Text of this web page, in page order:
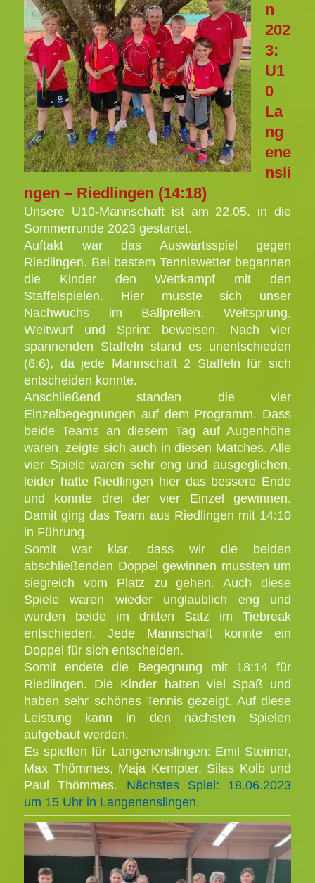
n
202
3:
U1
0
La
ng
ene
nsli
ngen – Riedlingen (14:18)
Unsere U10-Mannschaft ist am 22.05. in die
Sommerrunde 2023 gestartet.
Auftakt war das Auswärtsspiel gegen
Riedlingen. Bei bestem Tenniswetter begannen
die Kinder den Wettkampf mit den
Staffelspielen. Hier musste sich unser
Nachwuchs im Ballprellen, Weitsprung,
Weitwurf und Sprint beweisen. Nach vier
spannenden Staffeln stand es unentschieden
(6:6), da jede Mannschaft 2 Staffeln für sich
entscheiden konnte.
Anschließend standen die vier
Einzelbegegnungen auf dem Programm. Dass
beide Teams an diesem Tag auf Augenhöhe
waren, zeigte sich auch in diesen Matches. Alle
vier Spiele waren sehr eng und ausgeglichen,
leider hatte Riedlingen hier das bessere Ende
und konnte drei der vier Einzel gewinnen.
Damit ging das Team aus Riedlingen mit 14:10
in Führung.
Somit war klar, dass wir die beiden
abschließenden Doppel gewinnen mussten um
siegreich vom Platz zu gehen. Auch diese
Spiele waren wieder unglaublich eng und
wurden beide im dritten Satz im Tiebreak
entschieden. Jede Mannschaft konnte ein
Doppel für sich entscheiden.
Somit endete die Begegnung mit 18:14 für
Riedlingen. Die Kinder hatten viel Spaß und
haben sehr schönes Tennis gezeigt. Auf diese
Leistung kann in den nächsten Spielen
aufgebaut werden.
Es spielten für Langenenslingen: Emil Steimer,
Max Thömmes, Maja Kempter, Silas Kolb und
Paul Thömmes. Nächstes Spiel: 18.06.2023
um 15 Uhr in Langenenslingen.